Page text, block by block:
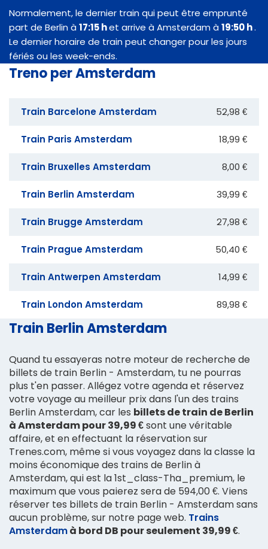
Normalement, le dernier train qui peut être emprunté
part de Berlin à17:15 het arrive à Amsterdam à19:50 h.
Le dernier horaire de train peut changer pour les jours
fériés ou les week-ends.
Treno per Amsterdam
Train Barcelone Amsterdam 52,98 €
Train Paris Amsterdam 18,99 €
Train Bruxelles Amsterdam 8,00 €
Train Berlin Amsterdam 39,99 €
Train Brugge Amsterdam 27,98 €
Train Prague Amsterdam 50,40 €
Train Antwerpen Amsterdam 14,99 €
Train London Amsterdam 89,98 €
Train Berlin Amsterdam
Quand tu essayeras notre moteur de recherche de
billets de train Berlin - Amsterdam, tu ne pourras
plus t'en passer. Allégez votre agenda et réservez
votre voyage au meilleur prix dans l'un des trains
Berlin Amsterdam, car les billets de train de Berlin
à Amsterdam pour 39,99 €sont une véritable
affaire, et en effectuant la réservation sur
Trenes.com, même si vous voyagez dans la classe la
moins économique des trains de Berlin à
Amsterdam, qui est la 1st_class-Tha_premium, le
maximum que vous paierez sera de 594,00 €. Viens
réserver tes billets de train Berlin - Amsterdam sans
aucun problème, sur notre page web. Trains
Amsterdamà bord DB pour seulement 39,99 €.